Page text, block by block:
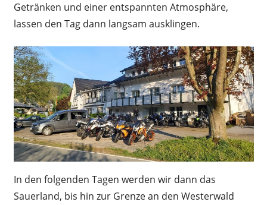
Getränken und einer entspannten Atmosphäre,
lassen den Tag dann langsam ausklingen.
In den folgenden Tagen werden wir dann das
Sauerland, bis hin zur Grenze an den Westerwald